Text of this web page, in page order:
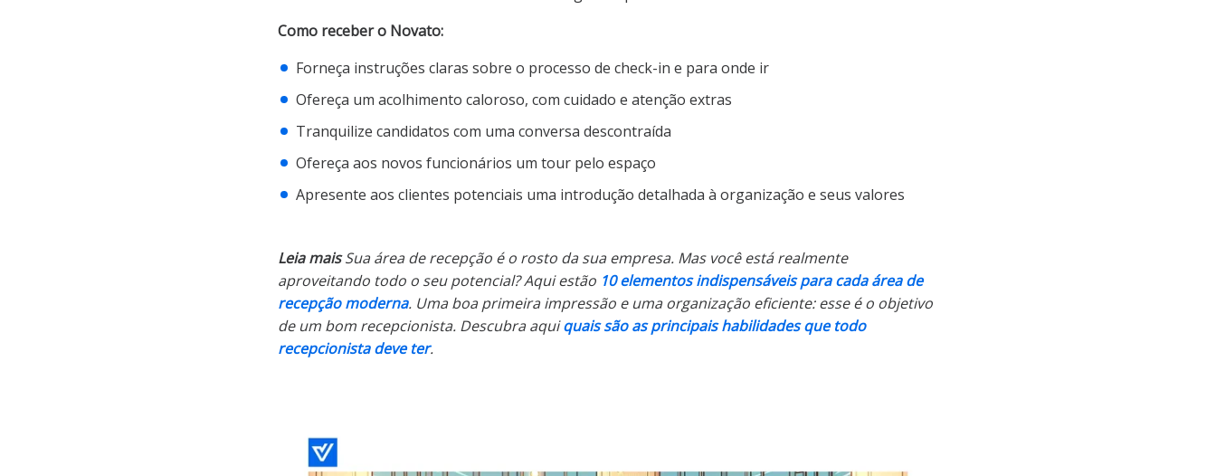
Como receber o Novato:
Forneça instruções claras sobre o processo de check-in e para onde ir
Ofereça um acolhimento caloroso, com cuidado e atenção extras
Tranquilize candidatos com uma conversa descontraída
Ofereça aos novos funcionários um tour pelo espaço
Apresente aos clientes potenciais uma introdução detalhada à organização e seus valores
Leia mais Sua área de recepção é o rosto da sua empresa. Mas você está realmente
aproveitando todo o seu potencial? Aqui estão 10 elementos indispensáveis para cada área de
recepção moderna. Uma boa primeira impressão e uma organização eficiente: esse é o objetivo
de um bom recepcionista. Descubra aqui quais são as principais habilidades que todo
recepcionista deve ter.